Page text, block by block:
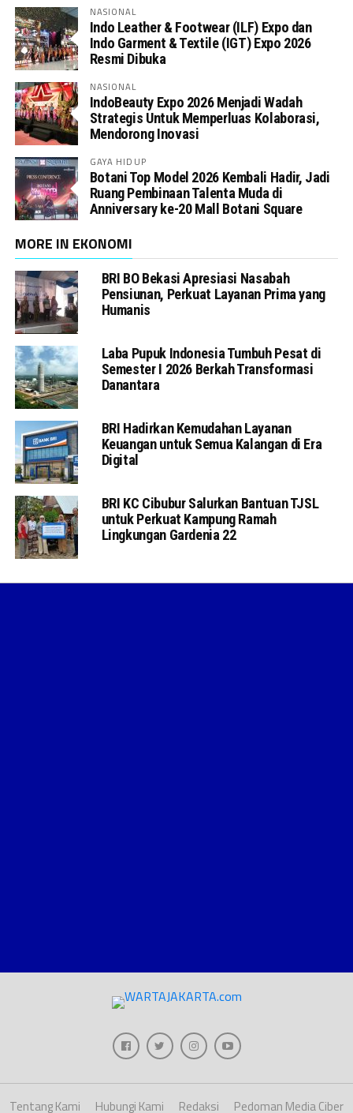
NASIONAL
Indo Leather & Footwear (ILF) Expo dan
Indo Garment & Textile (IGT) Expo 2026
Resmi Dibuka
NASIONAL
IndoBeauty Expo 2026 Menjadi Wadah
Strategis Untuk Memperluas Kolaborasi,
Mendorong Inovasi
GAYA HIDUP
Botani Top Model 2026 Kembali Hadir, Jadi
Ruang Pembinaan Talenta Muda di
Anniversary ke-20 Mall Botani Square
MORE IN EKONOMI
BRI BO Bekasi Apresiasi Nasabah
Pensiunan, Perkuat Layanan Prima yang
Humanis
Laba Pupuk Indonesia Tumbuh Pesat di
Semester I 2026 Berkah Transformasi
Danantara
BRI Hadirkan Kemudahan Layanan
Keuangan untuk Semua Kalangan di Era
Digital
BRI KC Cibubur Salurkan Bantuan TJSL
untuk Perkuat Kampung Ramah
Lingkungan Gardenia 22
Tentang Kami Hubungi Kami Redaksi Pedoman Media Ciber